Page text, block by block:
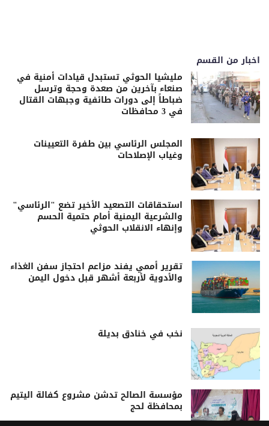
اخبار من القسم
مليشيا الحوثي تستبدل قيادات أمنية في
صنعاء بآخرين من صعدة وحجة وترسل
ضباطاً إلى دورات طائفية وجبهات القتال
في 3 محافظات
المجلس الرئاسي بين طفرة التعيينات
وغياب الإصلاحات
استحقاقات التصعيد الأخير تضع "الرئاسي"
والشرعية اليمنية أمام حتمية الحسم
وإنهاء الانقلاب الحوثي
تقرير أممي يفند مزاعم احتجاز سفن الغذاء
والأدوية لأربعة أشهر قبل دخول اليمن
نخب في خنادق بديلة
مؤسسة الصالح تدشن مشروع كفالة اليتيم
بمحافظة لحج